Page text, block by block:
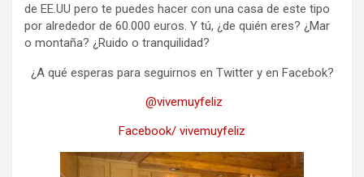
de EE.UU pero te puedes hacer con una casa de este tipo
por alrededor de 60.000 euros. Y tú, ¿de quién eres? ¿Mar
o montaña? ¿Ruido o tranquilidad?
¿A qué esperas para seguirnos en Twitter y en Facebok?
@vivemuyfeliz
Facebook/ vivemuyfeliz